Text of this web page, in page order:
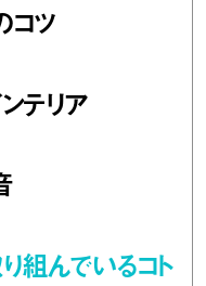
コツ
テリア
組んでいるコト